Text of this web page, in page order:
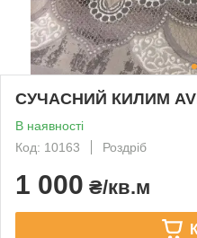
СУЧАСНИЙ КИЛИМ
В наявності
Код: 10163
Роздріб
1 000 ₴/кв.м